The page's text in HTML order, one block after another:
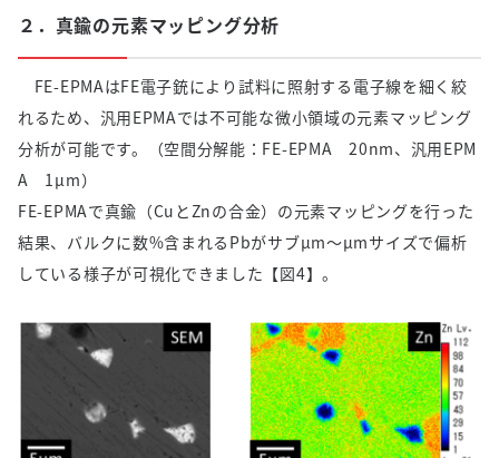
２．真鍮の元素マッピング分析
FE-EPMAはFE電子銃により試料に照射する電子線を細く絞
れるため、汎用EPMAでは不可能な微小領域の元素マッピング
分析が可能です。（空間分解能：FE-EPMA 20nm、汎用EPM
A 1µm）
FE-EPMAで真鍮（CuとZnの合金）の元素マッピングを行った
結果、バルクに数%含まれるPbがサブµm～µmサイズで偏析
している様子が可視化できました【図4】。